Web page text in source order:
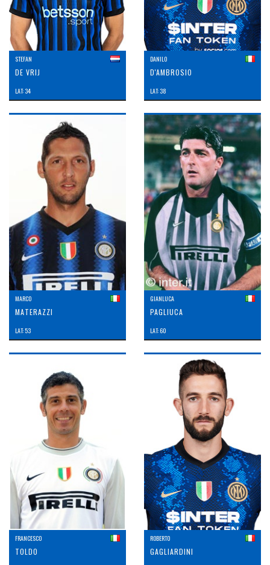
STEFAN
DE VRIJ
LAT: 34
DANILO
D'AMBROSIO
LAT: 38
MARCO
MATERAZZI
LAT: 53
GIANLUCA
PAGLIUCA
LAT: 60
FRANCESCO
TOLDO
ROBERTO
GAGLIARDINI